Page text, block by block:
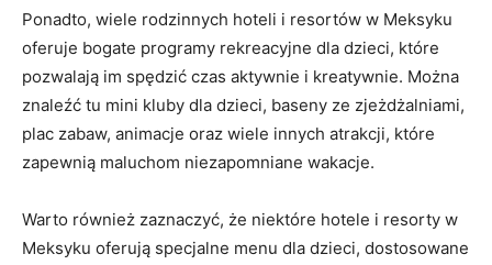
Ponadto, wiele rodzinnych hoteli i resortów w Meksyku
oferuje bogate programy rekreacyjne dla dzieci, które
pozwalają im spędzić czas aktywnie i kreatywnie. Można
znaleźć tu mini kluby dla dzieci, baseny ze zjeżdżalniami,
plac zabaw, animacje oraz wiele innych atrakcji, które
zapewnią maluchom niezapomniane wakacje.
Warto również zaznaczyć, że niektóre hotele i resorty w
Meksyku oferują specjalne menu dla dzieci, dostosowane